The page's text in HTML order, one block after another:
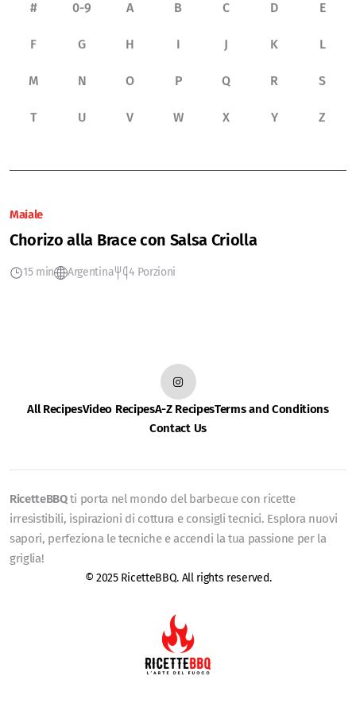
# 0-9 A B C D E
F G H I J K L
M N O P Q R S
T U V W X Y Z
Maiale
Chorizo alla Brace con Salsa Criolla
15 min Argentina 4 Porzioni
All RecipesVideo RecipesA-Z RecipesTerms and Conditions
Contact Us
RicetteBBQti porta nel mondo del barbecue con ricette
irresistibili, ispirazioni di cottura e consigli tecnici. Esplora nuovi
sapori, perfeziona le tecniche e accendi la tua passione per la
griglia!
© 2025 RicetteBBQ. All rights reserved.